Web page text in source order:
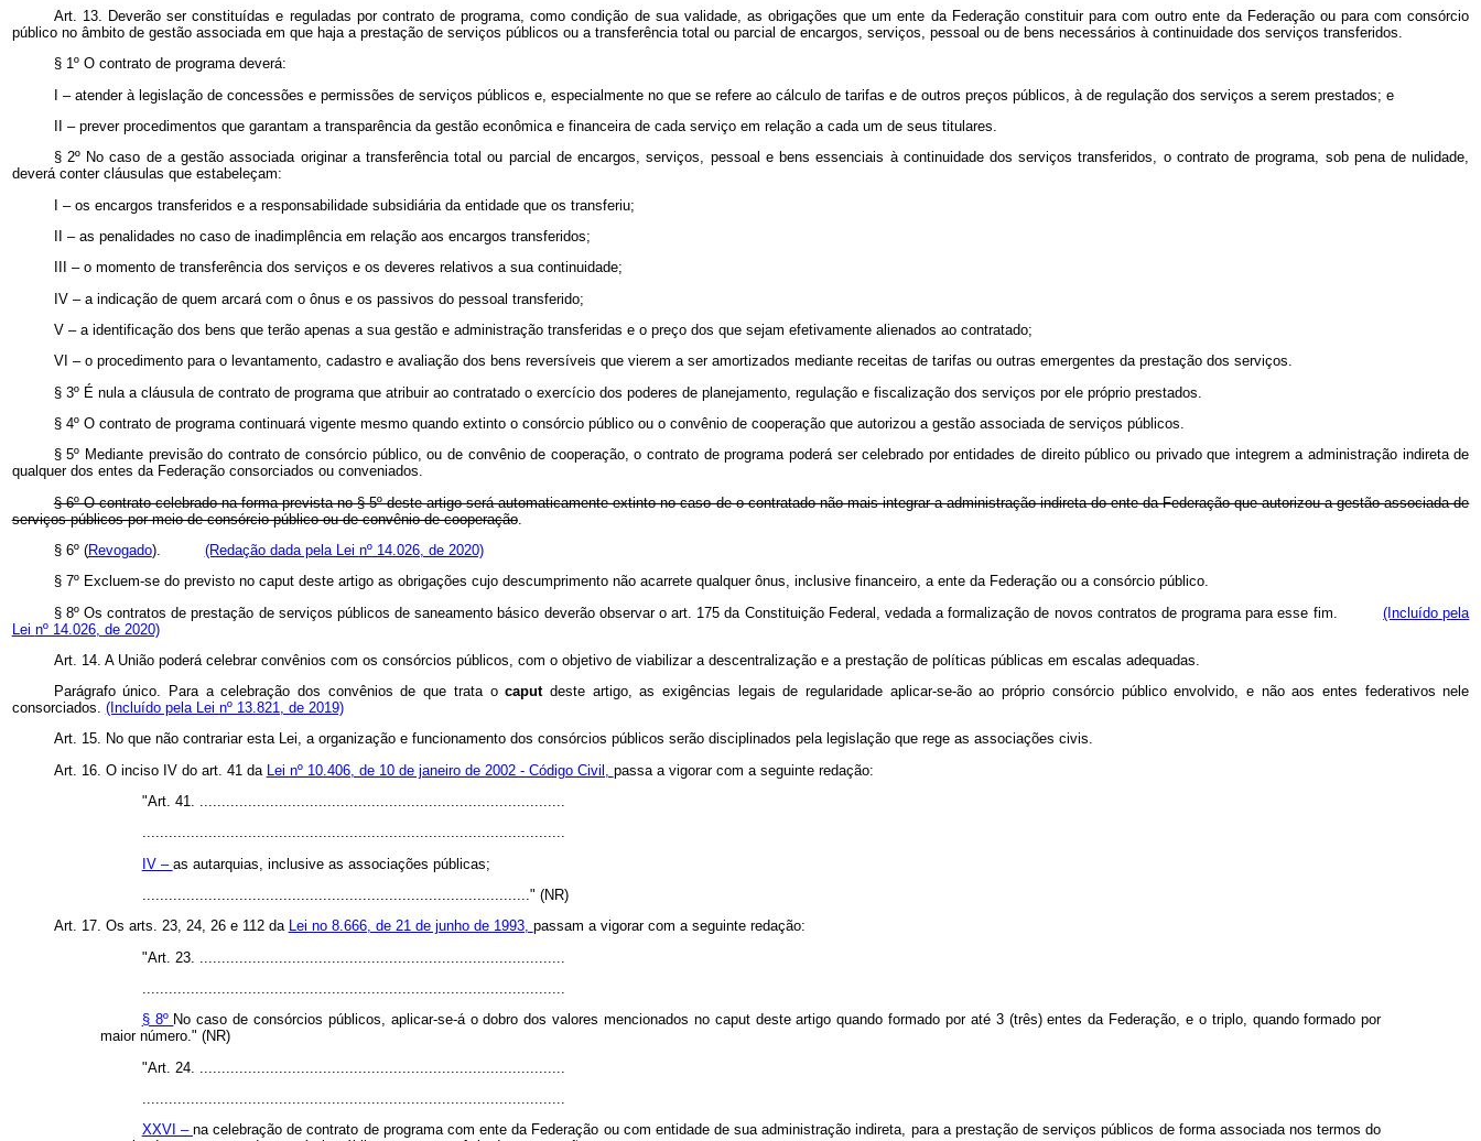
Art. 13. Deverão ser constituídas e reguladas por contrato de programa, como condição de sua validade, as obrigações que um ente da Federação constituir para com outro ente da Federação ou para com consórcio
público no âmbito de gestão associada em que haja a prestação de serviços públicos ou a transferência total ou parcial de encargos, serviços, pessoal ou de bens necessários à continuidade dos serviços transferidos.
§ 1º O contrato de programa deverá:
I – atender à legislação de concessões e permissões de serviços públicos e, especialmente no que se refere ao cálculo de tarifas e de outros preços públicos, à de regulação dos serviços a serem prestados; e
II – prever procedimentos que garantam a transparência da gestão econômica e financeira de cada serviço em relação a cada um de seus titulares.
§ 2º No caso de a gestão associada originar a transferência total ou parcial de encargos, serviços, pessoal e bens essenciais à continuidade dos serviços transferidos, o contrato de programa, sob pena de nulidade,
deverá conter cláusulas que estabeleçam:
I – os encargos transferidos e a responsabilidade subsidiária da entidade que os transferiu;
II – as penalidades no caso de inadimplência em relação aos encargos transferidos;
III – o momento de transferência dos serviços e os deveres relativos a sua continuidade;
IV – a indicação de quem arcará com o ônus e os passivos do pessoal transferido;
V – a identificação dos bens que terão apenas a sua gestão e administração transferidas e o preço dos que sejam efetivamente alienados ao contratado;
VI – o procedimento para o levantamento, cadastro e avaliação dos bens reversíveis que vierem a ser amortizados mediante receitas de tarifas ou outras emergentes da prestação dos serviços.
§ 3º É nula a cláusula de contrato de programa que atribuir ao contratado o exercício dos poderes de planejamento, regulação e fiscalização dos serviços por ele próprio prestados.
§ 4º O contrato de programa continuará vigente mesmo quando extinto o consórcio público ou o convênio de cooperação que autorizou a gestão associada de serviços públicos.
§ 5º Mediante previsão do contrato de consórcio público, ou de convênio de cooperação, o contrato de programa poderá ser celebrado por entidades de direito público ou privado que integrem a administração indireta de
qualquer dos entes da Federação consorciados ou conveniados.
§ 6º O contrato celebrado na forma prevista no § 5º deste artigo será automaticamente extinto no caso de o contratado não mais integrar a administração indireta do ente da Federação que autorizou a gestão associada de
serviços públicos por meio de consórcio público ou de convênio de cooperação.
§ 6º (Revogado). (Redação dada pela Lei nº 14.026, de 2020)
§ 7º Excluem-se do previsto no caput deste artigo as obrigações cujo descumprimento não acarrete qualquer ônus, inclusive financeiro, a ente da Federação ou a consórcio público.
§ 8º Os contratos de prestação de serviços públicos de saneamento básico deverão observar o art. 175 da Constituição Federal, vedada a formalização de novos contratos de programa para esse fim.
(Incluído pela
Lei nº 14.026, de 2020)
Art. 14. A União poderá celebrar convênios com os consórcios públicos, com o objetivo de viabilizar a descentralização e a prestação de políticas públicas em escalas adequadas.
Parágrafo único. Para a celebração dos convênios de que trata ocaput deste artigo, as exigências legais de regularidade aplicar-se-ão ao próprio consórcio público envolvido, e não aos entes federativos nele
consorciados. (Incluído pela Lei nº 13.821, de 2019)
Art. 15. No que não contrariar esta Lei, a organização e funcionamento dos consórcios públicos serão disciplinados pela legislação que rege as associações civis.
Art. 16. O inciso IV do art. 41 da
Lei nº 10.406, de 10 de janeiro de 2002 - Código Civil, passa a vigorar com a seguinte redação:
"Art. 41. ...................................................................................
................................................................................................
IV – as autarquias, inclusive as associações públicas;
........................................................................................" (NR)
Art. 17. Os arts. 23, 24, 26 e 112 da Lei no 8.666, de 21 de junho de 1993, passam a vigorar com a seguinte redação:
"Art. 23. ...................................................................................
................................................................................................
§ 8º No caso de consórcios públicos, aplicar-se-á o dobro dos valores mencionados no caput deste artigo quando formado por até 3 (três) entes da Federação, e o triplo, quando formado por
maior número." (NR)
"Art. 24. ...................................................................................
................................................................................................
XXVI – na celebração de contrato de programa com ente da Federação ou com entidade de sua administração indireta, para a prestação de serviços públicos de forma associada nos termos do